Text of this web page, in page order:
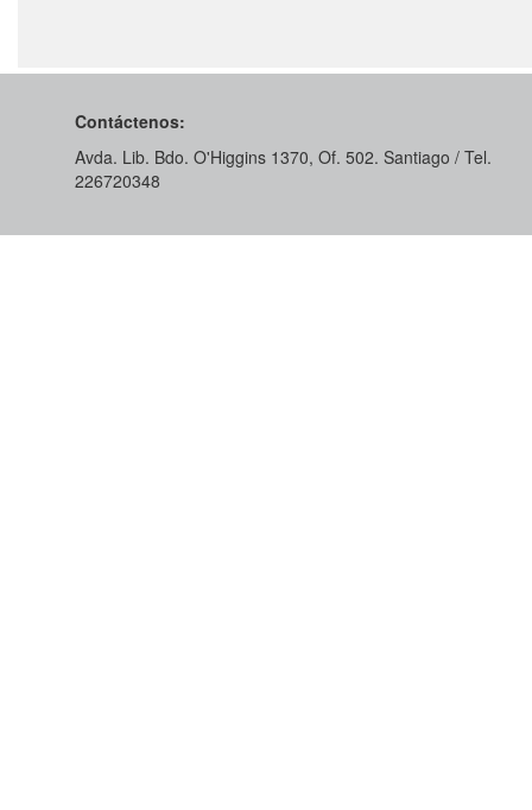
Contáctenos:
Avda. Lib. Bdo. O'Higgins 1370, Of. 502. Santiago / Tel.
226720348